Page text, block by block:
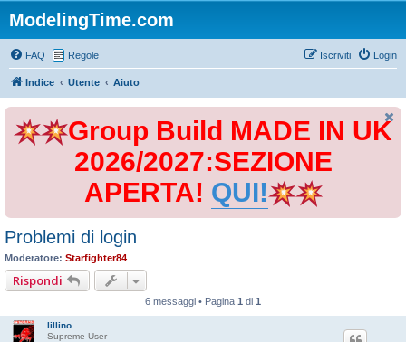
ModelingTime.com
FAQ Regole Login
Iscriviti
Indice Utente Aiuto
Group Build MADE IN UK
2026/2027:SEZIONE
APERTA! QUI!
Problemi di login
Moderatore: Starfighter84
Rispondi
6 messaggi • Pagina 1 di 1
lillino
Supreme User